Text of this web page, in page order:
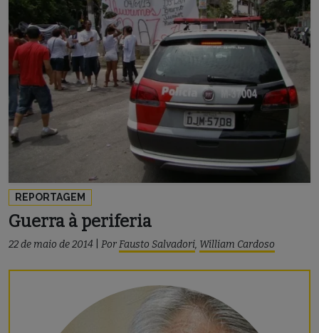
REPORTAGEM
Guerra à periferia
22 de maio de 2014 PorFausto Salvadori, William Cardoso